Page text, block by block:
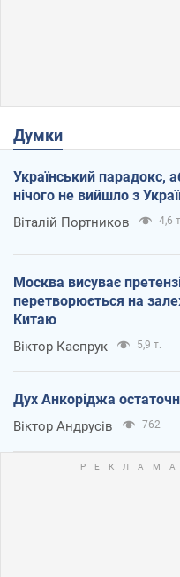
Думки
Український парадокс,
нічого не вийшло з
Віталій Портников 4,6 т.
Москва висуває
перетворюється на
Китаю
Віктор Каспрук 5,9 т.
Дух Анкоріджа
Віктор Андрусів 762